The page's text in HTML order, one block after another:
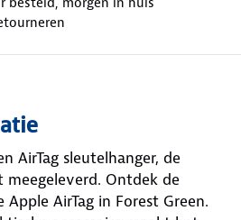
AirTag sleutelhanger, de
meegeleverd. Ontdek de
AirTag in Forest Green.